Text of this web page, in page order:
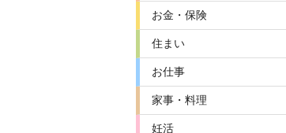
お金・保険
住まい
お仕事
家事・料理
妊活